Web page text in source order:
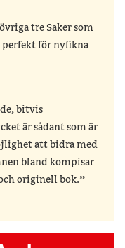
tre Saker som
perfekt för nyfikna
bitvis
är sådant som är
att bidra med
bland kompisar
originell bok.